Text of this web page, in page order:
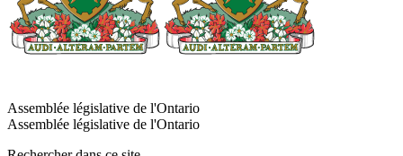
Assemblée législative de l'Ontario
Assemblée législative de l'Ontario